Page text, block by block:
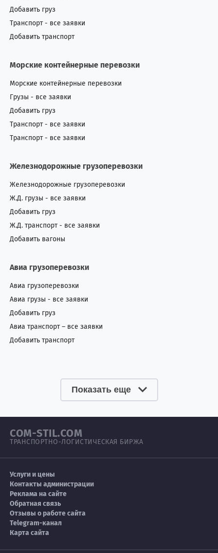
Добавить груз
Транспорт - все заявки
Добавить транспорт
Морские контейнерные перевозки
Морские контейнерные перевозки
Грузы - все заявки
Добавить груз
Транспорт - все заявки
Транспорт - все заявки
Железнодорожные грузоперевозки
Железнодорожные грузоперевозки
Ж.Д. грузы - все заявки
Добавить груз
Ж.Д. транспорт - все заявки
Добавить вагоны
Авиа грузоперевозки
Авиа грузоперевозки
Авиа грузы - все заявки
Добавить груз
Авиа транспорт – все заявки
Добавить транспорт
Показать еще
COM-STIL.COM
ТРАНСПОРТНО-ЛОГИСТИЧЕСКАЯ БИРЖА
Услуги и цены
Контакты администрации
Реклама на сайте
Обратная связь
Отзывы о работе сайта
Telegram-канал
Карта сайта